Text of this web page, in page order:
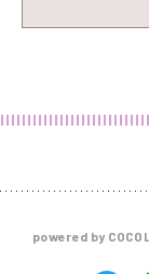
powered by